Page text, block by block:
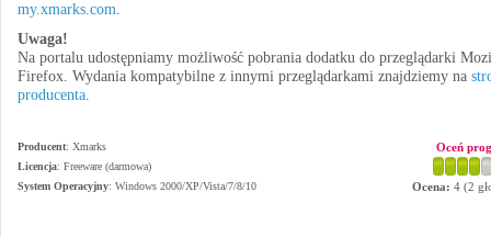
my.xmarks.com.
Uwaga!
Na portalu udostępniamy możliwość pobrania dodatku do przeglądarki
Firefox. Wydania kompatybilne z innymi przeglądarkami znajdziemy na
producenta.
Producent: Xmarks
Licencja: Freeware (darmowa)
System Operacyjny: Windows 2000/XP/Vista/7/8/10
Oceń
Ocena: 4 (2